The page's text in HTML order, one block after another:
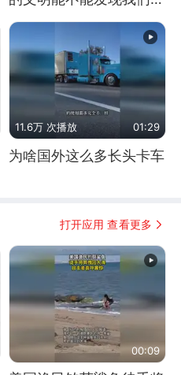
在过？
11.6万 次播放 01:29
为啥国外这么多长头卡车
打开应用 查看更多
00:09